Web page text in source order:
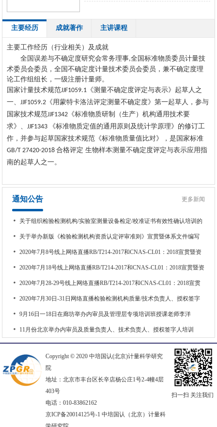
主要经历 成就著作 主讲课程
主要工作经历（行业相关）及成就
全国误差与不确定度研究会常务理事,全国标准物质委员计量技
术委员会委员，全国不确定度计量技术委员会委员，兼不确定度理
论工作组组长，一级注册计量师。
国家计量技术规范JJF1059.1 《测量不确定度评定与表示》起草人之
一、JJF1059.2 《用蒙特卡洛法评定测量不确定度》第一起草人 ，参与
国家技术规范JJF1342 《标准物质研制（生产）机构通用技术要
求》 、JJF1343 《标准物质定值的通用原则及统计学原理》 的修订工
作，并参与起草国家技术规范《标准物质量值比对》
，是国家标准
GB/T 27420-2018合格评定 生物样本测量不确定度评定与表示应用指
南的起草人之一。
通知公告 更多新闻
关于组织检验检测机构/实验室测量设备检定/校准证书有效性确认培训的
通知
关于举办新版《检验检测机构资质认定评审准则》宣贯暨体系文件编写
内审员线上线下专项培训班通知
2020年7月8号线上网络直播RB/T214-2017和CNAS-CL01：2018宣贯暨资
质认定/认可内审及管理评审专项培训班通知
2020年7月18号线上网络直播RB/T214-2017和CNAS-CL01：2018宣贯暨资
质认定/认可内审及管理评审专项培训班通知
2020年7月28-29号线上网络直播RB/T214-2017和CNAS-CL01：2018宣贯
暨资质认定/认可内审及管理评审专项培训班通知
2020年7月30日-31日网络直播检验检测机构质量/技术负责人、授权签字
人能力提升专项培训班
9月16日一18日在廊坊举办内审员及管理层专项培训班授课老师李洋
11月份北京举办内审员及质量负责人、技术负责人、授权签字人培训
班。授课老师：李洋
Copyright © 2020 中培国认(北京)计量科学研究
院
地址：北京市丰台区长辛店杨公庄1号2-4幢4层
403号
电话：010-83862162
京ICP备20014125号-1 中培国认（北京）计量科
扫一扫 关注我们